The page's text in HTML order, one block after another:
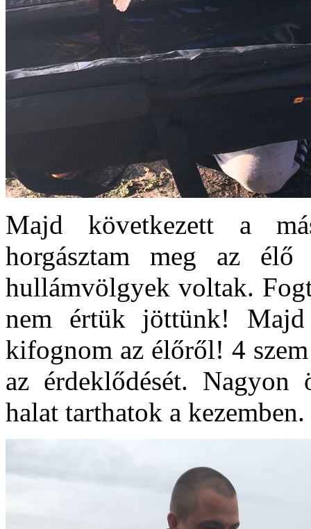
Majd következett a
horgásztam meg az
hullámvölgyek voltak.
nem értük jöttünk!
kifognom az élőről! 4
az érdeklődését.
halat tarthatok a kezemben.